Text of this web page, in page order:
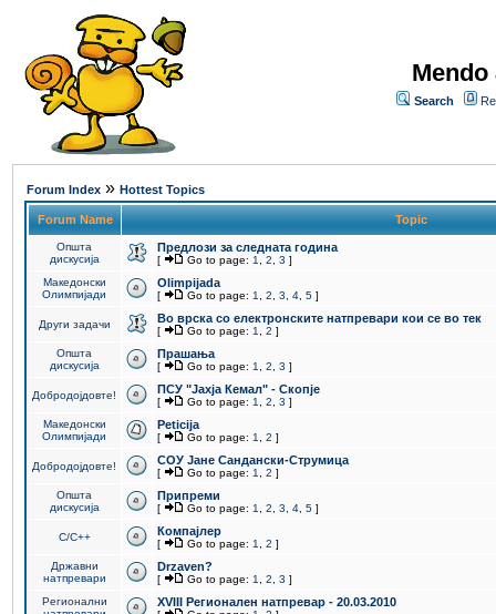
Search
Forum Index » Hottest Topics
Forum Name Topic
Општа
дискусија
Предлози за следната година
[ Go to page: 1 2 3 ]
Македонски
Олимпијади
Olimpijada
[ Go to page: 1 2 3 4 5 ]
Други задачи Во врска со електронските натпревари кои се во тек
[ Go to page: 1 2 ]
Општа
дискусија
Прашања
[ Go to page: 1 2 3 ]
Добродојдовте! ПCУ "Јахја Кемал" - Скопје
[ Go to page: 1 2 3 ]
Македонски
Олимпијади
Peticija
[ Go to page: 1 2 ]
Добродојдовте! СОУ Јане Сандански-Струмица
[ Go to page: 1 2 ]
Општа
дискусија
Припреми
[ Go to page: 1 2 3 4 5 ]
C/C++ Компајлер
[ Go to page: 1 2 ]
Државни
натпревари
Drzaven?
[ Go to page: 1 2 3 ]
Регионални
XVIII Регионален натпревар - 20.03.2010